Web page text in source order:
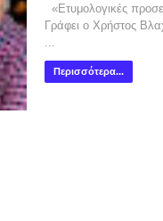
«Ετυμολογικές
Γράφει ο Χρήστος
Περισσότερα...